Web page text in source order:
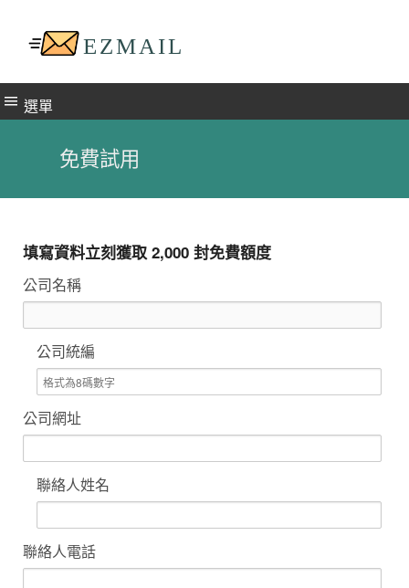
選單
免費試用
填寫資料立刻獲取 2,000 封免費額度
公司名稱
公司統編
公司網址
聯絡人姓名
聯絡人電話